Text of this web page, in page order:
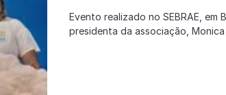
Evento realizado no SEBRAE, em
presidenta da associação,